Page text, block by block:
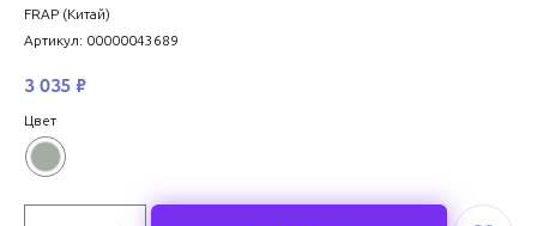
FRAP (Китай)
Артикул: 00000043689
3 035 ₽
Цвет